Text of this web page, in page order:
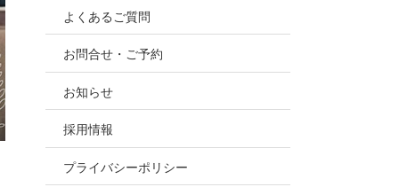
よくあるご質問
お問合せ・ご予約
お知らせ
採用情報
プライバシーポリシー